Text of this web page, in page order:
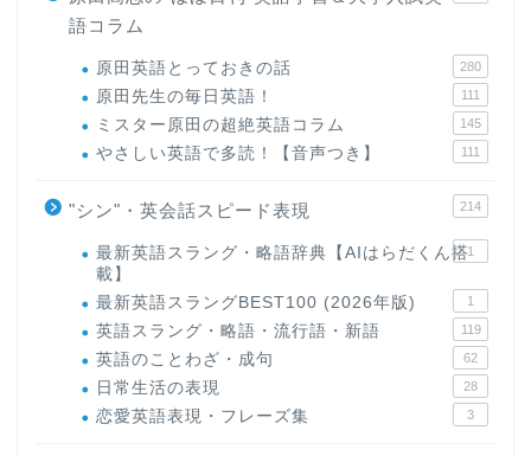
語コラム
原田英語とっておきの話 280
原田先生の毎日英語！ 111
ミスター原田の超絶英語コラム 145
やさしい英語で多読！【音声つき】 111
"シン"・英会話スピード表現 214
最新英語スラング・略語辞典【AIはらだくん搭
載】
1
最新英語スラングBEST100 (2026年版) 1
英語スラング・略語・流行語・新語 119
英語のことわざ・成句 62
日常生活の表現 28
恋愛英語表現・フレーズ集 3